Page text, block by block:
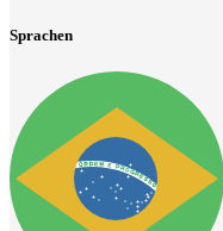
Sprachen